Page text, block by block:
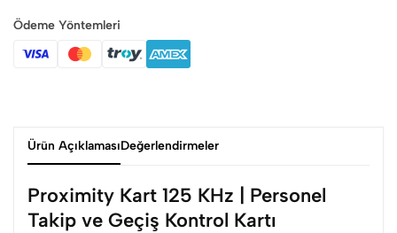
Ödeme Yöntemleri
Ürün AçıklamasıDeğerlendirmeler
Proximity Kart 125 KHz | Personel
Takip ve Geçiş Kontrol Kartı